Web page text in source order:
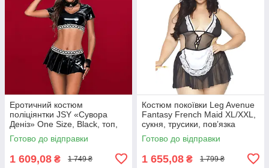
Еротичний костюм
поліціянтки JSY «Сувора
Деніз» One Size, Black, топ,
спідниця, рукавички, кашкет
Готово до відправки
1 609,08 ₴ 1 749 ₴
Костюм покоївки Leg Avenue
Fantasy French Maid XL/XXL,
сукня, трусики, пов’язка
Готово до відправки
1 655,08 ₴ 1 799 ₴